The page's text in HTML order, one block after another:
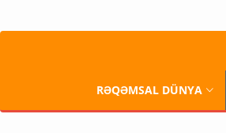
RƏQƏMSAL DÜNYA